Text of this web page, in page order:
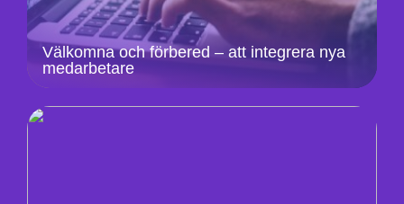
Välkomna och förbered – att integrera nya
medarbetare